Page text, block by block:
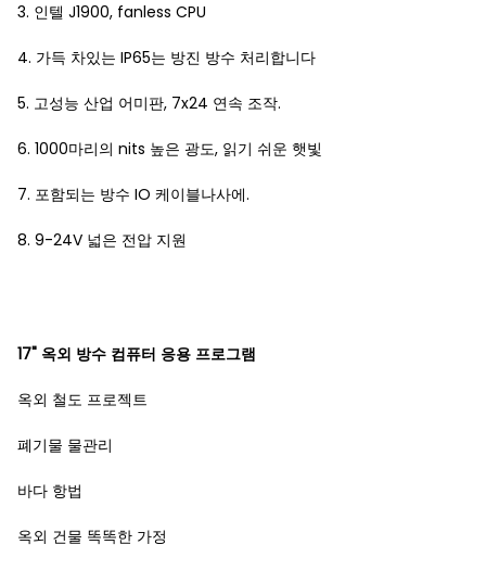
3. 인텔 J1900, fanless CPU
4. 가득 차있는 IP65는 방진 방수 처리합니다
5. 고성능 산업 어미판, 7x24 연속 조작.
6. 1000마리의 nits 높은 광도, 읽기 쉬운 햇빛
7. 포함되는 방수 IO 케이블나사에.
8. 9-24V 넓은 전압 지원
17" 옥외 방수 컴퓨터 응용 프로그램
옥외 철도 프로젝트
폐기물 물관리
바다 항법
옥외 건물 똑똑한 가정